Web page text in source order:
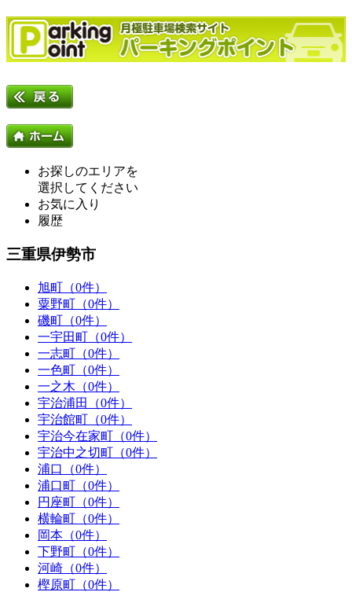
お探しのエリアを
選択してください
お気に入り
履歴
三重県伊勢市
旭町（0件）
粟野町（0件）
磯町（0件）
一宇田町（0件）
一志町（0件）
一色町（0件）
一之木（0件）
宇治浦田（0件）
宇治館町（0件）
宇治今在家町（0件）
宇治中之切町（0件）
浦口（0件）
浦口町（0件）
円座町（0件）
横輪町（0件）
岡本（0件）
下野町（0件）
河崎（0件）
樫原町（0件）